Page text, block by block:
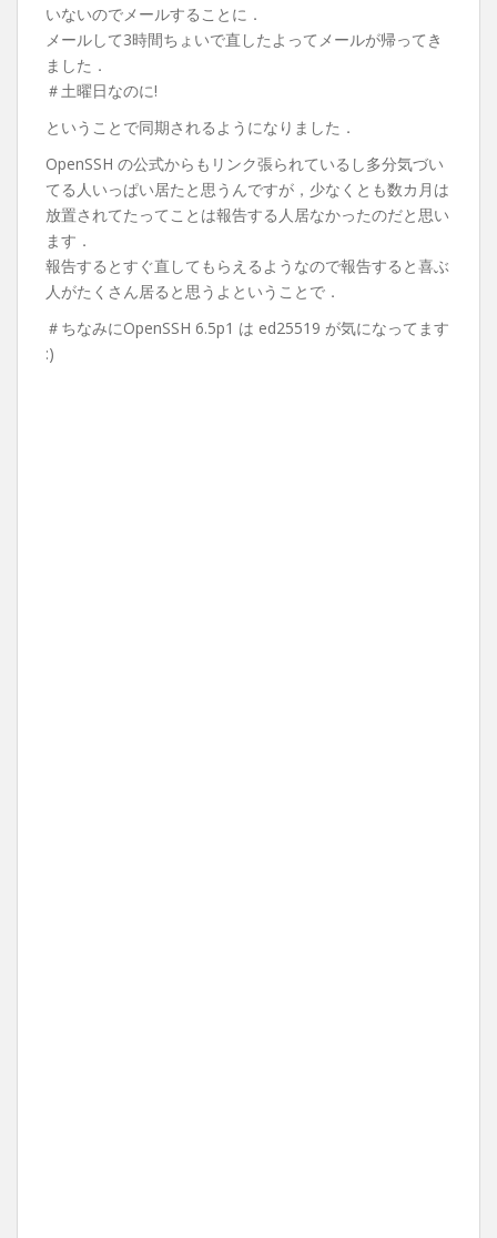
いないのでメールすることに．
メールして3時間ちょいで直したよってメールが帰ってき
ました．
＃土曜日なのに!
ということで同期されるようになりました．
OpenSSH の公式からもリンク張られているし多分気づい
てる人いっぱい居たと思うんですが，少なくとも数カ月は
放置されてたってことは報告する人居なかったのだと思い
ます．
報告するとすぐ直してもらえるようなので報告すると喜ぶ
人がたくさん居ると思うよということで．
＃ちなみにOpenSSH 6.5p1 は ed25519 が気になってます
:)